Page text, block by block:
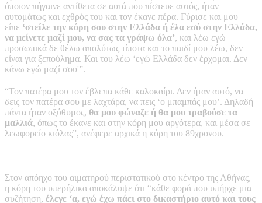
όποιον πήγαινε αντίθετα σε αυτά που πίστευε αυτός, ήταν
αυτομάτως και εχθρός του και τον έκανε πέρα. Γύρισε και μου
είπε ‘στείλε την κόρη σου στην Ελλάδα ή έλα εσύ στην Ελλάδα,
να μείνετε μαζί μου, να σας τα γράψω όλα’, και λέω εγώ
προσωπικά δε θέλω απολύτως τίποτα και το παιδί μου λέω, δεν
είναι για ξεπούλημα. Και του λέω ‘εγώ Ελλάδα δεν έρχομαι. Δεν
κάνω εγώ μαζί σου'”.
“Τον πατέρα μου τον έβλεπα κάθε καλοκαίρι. Δεν ήταν αυτό, να
δεις τον πατέρα σου με λαχτάρα, να πεις ‘ο μπαμπάς μου’. Δηλαδή
πάντα ήταν οξύθυμος, θα μου φώναζε ή θα μου τραβούσε τα
μαλλιά, όπως το έκανε και στην κόρη μου αργότερα, και μέσα σε
λεωφορείο κιόλας”, ανέφερε αρχικά η κόρη του 89χρονου.
Στον απόηχο του αιματηρού περιστατικού στο κέντρο της Αθήνας,
η κόρη του υπερήλικα αποκάλυψε ότι “κάθε φορά που υπήρχε μια
συζήτηση, έλεγε ‘α, εγώ έχω πάει στο δικαστήριο αυτό και τους